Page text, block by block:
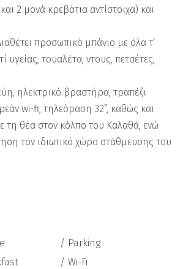
2 μονά κρεβάτια αντίστοιχα) και
προσωπικό μπάνιο με όλα τ’
τουαλέτα, ντους, πετσέτες,
ηλεκτρικό βραστήρα, τραπέζι
wi-fi, τηλεόραση 32”, καθώς και
τη θέα στον κόλπο του Καλαθά, ενώ
τον ιδιωτικό χώρο στάθμευσης του
Parking
Wi-Fi